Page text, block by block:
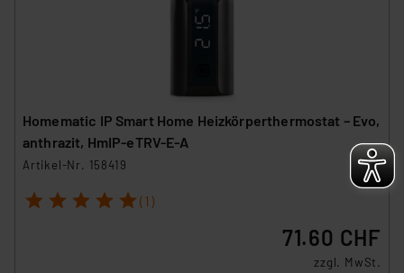
Homematic IP Smart Home Heizkörperthermostat – Evo,
anthrazit, HmIP-eTRV-E-A
Artikel-Nr. 158419
1 2 3 4 5 (1)
71.60 CHF
zzgl. MwSt.